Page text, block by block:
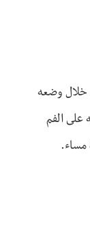
خلال وضعه
على الفم
مساء.